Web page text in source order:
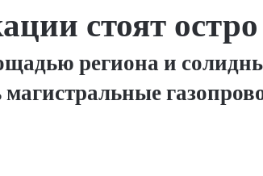
стоят
региона и